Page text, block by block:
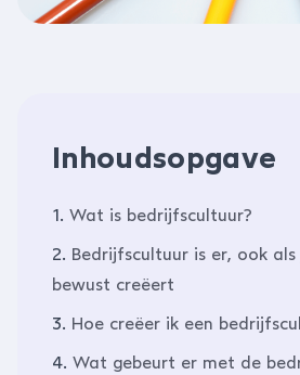
Inhoudsopgave
1. Wat is bedrijfscultuur?
2. Bedrijfscultuur is er, ook
bewust creëert
3. Hoe creëer ik een
4. Wat gebeurt er met de